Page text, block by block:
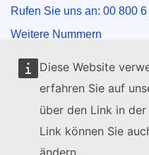
Diese Website
erfahren Sie auf
über den Link in
Link können Sie
ändern.
Rufen Sie uns an: 00 800 6
Weitere Nummern
Schreiben Sie uns über
Kommen Sie in einem der